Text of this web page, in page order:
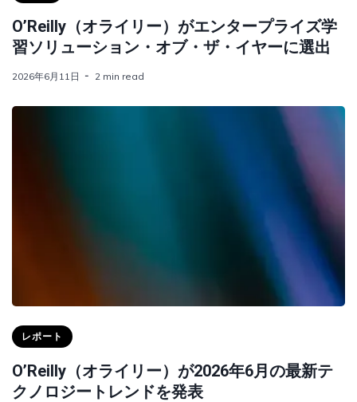
O’Reilly（オライリー）がエンタープライズ学
習ソリューション・オブ・ザ・イヤーに選出
2026年6月11日 2 min read
レポート
O’Reilly（オライリー）が2026年6月の最新テ
クノロジートレンドを発表